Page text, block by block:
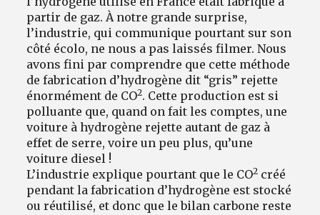
partir de gaz. À notre grande surprise,
l’industrie, qui communique pourtant sur son
côté écolo, ne nous a pas laissés filmer. Nous
avons fini par comprendre que cette méthode
de fabrication d’hydrogène dit “gris” rejette
énormément de CO2. Cette production est si
polluante que, quand on fait les comptes, une
voiture à hydrogène rejette autant de gaz à
effet de serre, voire un peu plus, qu’une
voiture diesel !
L’industrie explique pourtant que le CO2 créé
pendant la fabrication d’hydrogène est stocké
ou réutilisé, et donc que le bilan carbone reste